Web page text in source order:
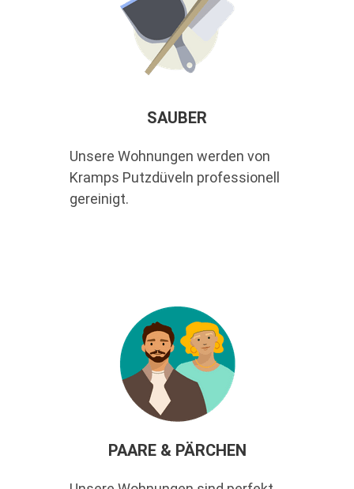
SAUBER
Unsere Wohnungen werden von
Kramps Putzdüveln professionell
gereinigt.
PAARE & PÄRCHEN